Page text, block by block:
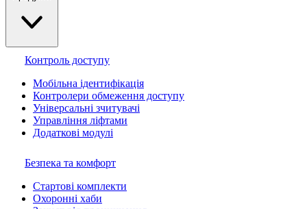
Контроль доступу
Мобільна ідентифікація
Контролери обмеження доступу
Універсальні зчитувачі
Управління ліфтами
Додаткові модулі
Безпека та комфорт
Стартові комплекти
Охоронні хаби